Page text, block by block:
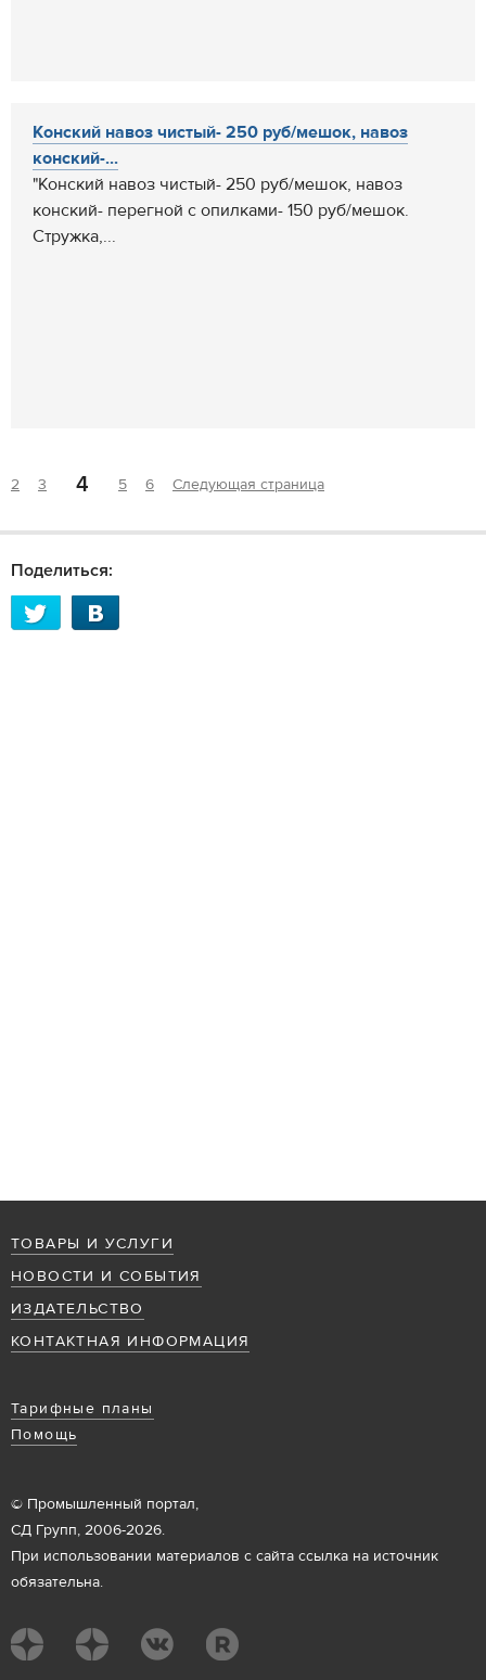
Конский навоз чистый- 250 руб/мешок, навоз
конский-...
"Конский навоз чистый- 250 руб/мешок, навоз
конский- перегной с опилками- 150 руб/мешок.
Стружка,...
2 3 4 5 6 Следующая страница
Поделиться:
ТОВАРЫ И УСЛУГИ
НОВОСТИ И СОБЫТИЯ
ИЗДАТЕЛЬСТВО
КОНТАКТНАЯ ИНФОРМАЦИЯ
Тарифные планы
Помощь
© Промышленный портал,
СД Групп, 2006-2026.
При использовании материалов с сайта ссылка на источник
обязательна.